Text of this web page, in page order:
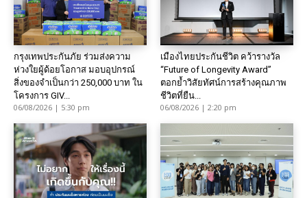
กรุงเทพประกันภัย ร่วมส่งความ
ห่วงใยผู้ด้อยโอกาส มอบอุปกรณ์
สิ่งของจำเป็นกว่า 250,000 บาท ใน
โครงการ GIV...
06/08/2026 | 5:30 pm
เมืองไทยประกันชีวิต คว้ารางวัล
“Future of Longevity Award”
ตอกย้ำวิสัยทัศน์การสร้างคุณภาพ
ชีวิตที่ยืน...
06/08/2026 | 2:20 pm